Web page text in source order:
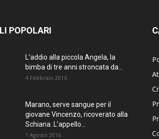
POPOLARI
L’addio alla piccola Angela, la
bimba di tre anni stroncata da...
4 Febbraio 2016
Marano, serve sangue per il
giovane Vincenzo, ricoverato alla
Schiana. L’appello...
1 Agosto 2016